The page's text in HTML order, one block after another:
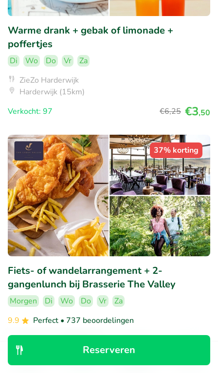
Reserveren
Warme drank + gebak of limonade +
poffertjes
Di Wo Do Vr
Za
ZieZo Harderwijk
Harderwijk (15km)
Verkocht: 97
€6,25 €3,50
37% korting
Fiets- of wandelarrangement + 2-
gangenlunch bij Brasserie The Valley
Morgen Di Wo Do Vr
Za
9.9
Perfect • 737 beoordelingen
Ermelo (15km)